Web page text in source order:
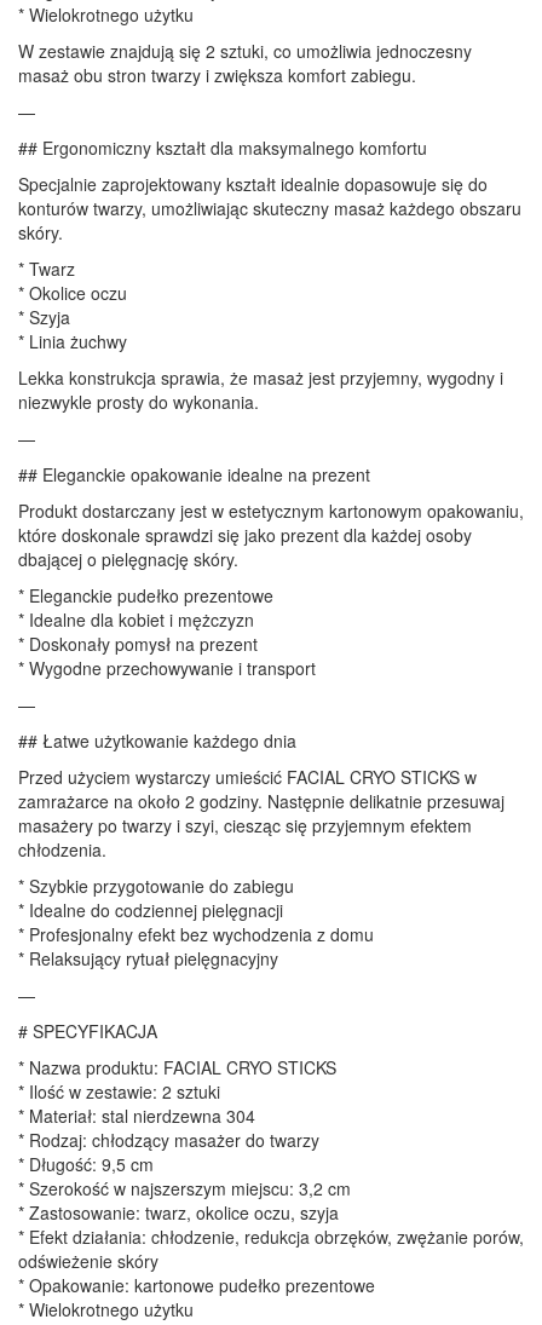
* Wielokrotnego użytku
W zestawie znajdują się 2 sztuki, co umożliwia jednoczesny
masaż obu stron twarzy i zwiększa komfort zabiegu.
—
## Ergonomiczny kształt dla maksymalnego komfortu
Specjalnie zaprojektowany kształt idealnie dopasowuje się do
konturów twarzy, umożliwiając skuteczny masaż każdego obszaru
skóry.
* Twarz
* Okolice oczu
* Szyja
* Linia żuchwy
Lekka konstrukcja sprawia, że masaż jest przyjemny, wygodny i
niezwykle prosty do wykonania.
—
## Eleganckie opakowanie idealne na prezent
Produkt dostarczany jest w estetycznym kartonowym opakowaniu,
które doskonale sprawdzi się jako prezent dla każdej osoby
dbającej o pielęgnację skóry.
* Eleganckie pudełko prezentowe
* Idealne dla kobiet i mężczyzn
* Doskonały pomysł na prezent
* Wygodne przechowywanie i transport
—
## Łatwe użytkowanie każdego dnia
Przed użyciem wystarczy umieścić FACIAL CRYO STICKS w
zamrażarce na około 2 godziny. Następnie delikatnie przesuwaj
masażery po twarzy i szyi, ciesząc się przyjemnym efektem
chłodzenia.
* Szybkie przygotowanie do zabiegu
* Idealne do codziennej pielęgnacji
* Profesjonalny efekt bez wychodzenia z domu
* Relaksujący rytuał pielęgnacyjny
—
# SPECYFIKACJA
* Nazwa produktu: FACIAL CRYO STICKS
* Ilość w zestawie: 2 sztuki
* Materiał: stal nierdzewna 304
* Rodzaj: chłodzący masażer do twarzy
* Długość: 9,5 cm
* Szerokość w najszerszym miejscu: 3,2 cm
* Zastosowanie: twarz, okolice oczu, szyja
* Efekt działania: chłodzenie, redukcja obrzęków, zwężanie porów,
odświeżenie skóry
* Opakowanie: kartonowe pudełko prezentowe
* Wielokrotnego użytku